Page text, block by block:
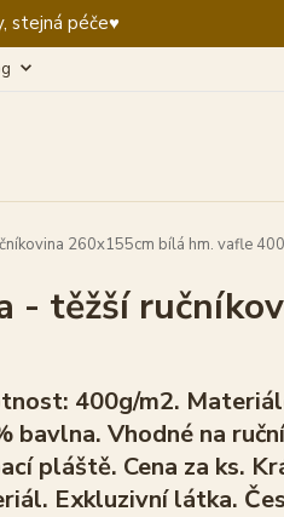
stejná péče♥️
260x155cm bílá hm. vafle
- těžší
400g/m2.
bavlna. Vhodné na
pláště. Cena za ks.
Exkluzivní látka.